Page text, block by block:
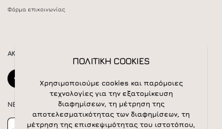
Φόρμα επικοινωνίας
ΑΚΟΛΟΥΘΕΙΣΤΕ ΜΑΣ
NEWSLETTER
Newsletter Subscribe
ΠΟΛΙΤΙΚΗ COOKIES
Χρησιμοποιούμε cookies και παρόμοιες
τεχνολογίες για την εξατομίκευση
διαφημίσεων, τη μέτρηση της
αποτελεσματικότητας των διαφημίσεων, τη
μέτρηση της επισκεψιμότητας του ιστοτόπου,